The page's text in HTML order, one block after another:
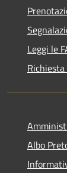
Leggi le
Albo